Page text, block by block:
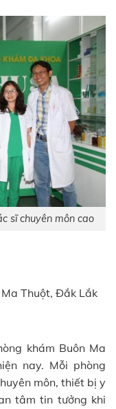
sĩ chuyên môn cao
Thuột, Đắk Lắk
khám Buôn Ma
nay. Mỗi phòng
môn, thiết bị y
tâm tin tưởng khi